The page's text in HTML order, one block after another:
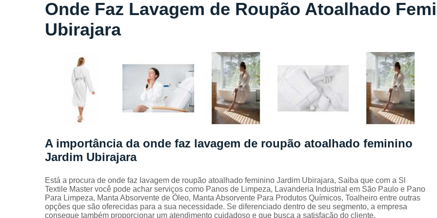
de lençóis
de toalhas
de
manicure
Locação
de toalhas
Locação
de toalhas
absorvente
Panos de
limpeza
Lavagem de Toalha de Banho
Lavagem de Toalha São Paulo
Lavagem Toalha de Banho
Empresa de
Lavagem de Uniforme da Empresa
Lavagem de Uniforme de Salão de
Lavagem de Uniforme e Epi
Lavagem de Uniforme Industrial
Aluguel de Capa para Cortar Cabelo
Locação de Capa de Barbeiro Grande São
Onde Faz Lavagem de Roupão Atoalhado
Ubirajara
A importância da onde faz lavagem de roupão atoalhado feminino
Jardim Ubirajara
Está a procura de onde faz lavagem de roupão atoalhado feminino Jardim Ubirajara, Saiba que com a Sl
Textile Master você pode achar serviços como Panos de Limpeza, Lavanderia Industrial em São Paulo e Pano
Para Limpeza, Manta Absorvente de Óleo, Manta Absorvente Para Produtos Químicos, Toalheiro entre outras
opções que são oferecidas para a sua necessidade. Se diferenciado dentro de seu segmento, a empresa
consegue também proporcionar um atendimento cuidadoso e que busca a satisfação do cliente.